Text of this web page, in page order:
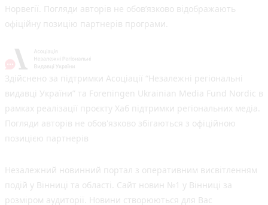
Норвегії. Погляди авторів не обов’язково відображають
офіційну позицію партнерів програми.
Здійснено за підтримки Асоціації “Незалежні регіональні
видавці України” та Foreningen Ukrainian Media Fund Nordic в
рамках реалізації проєкту Хаб підтримки регіональних медіа.
Погляди авторів не обов'язково збігаються з офіційною
позицією партнерів
Незалежний новинний портал з оперативним висвітленням
подій у Вінниці та області. Сайт новин №1 у Вінниці за
розміром аудиторії. Новини створюються для Вас